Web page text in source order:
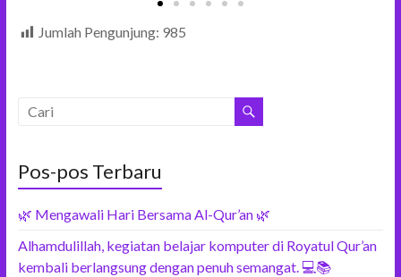
Jumlah Pengunjung: 985
Pos-pos Terbaru
🌿 Mengawali Hari Bersama Al-Qur’an 🌿
Alhamdulillah, kegiatan belajar komputer di Royatul Qur’an
kembali berlangsung dengan penuh semangat. 💻📚